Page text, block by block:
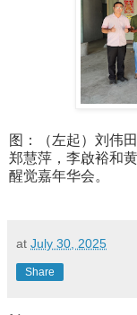
图：（左起）刘伟
郑慧萍， 李啟裕和
醒觉嘉年华会。
at July 30, 2025
Share